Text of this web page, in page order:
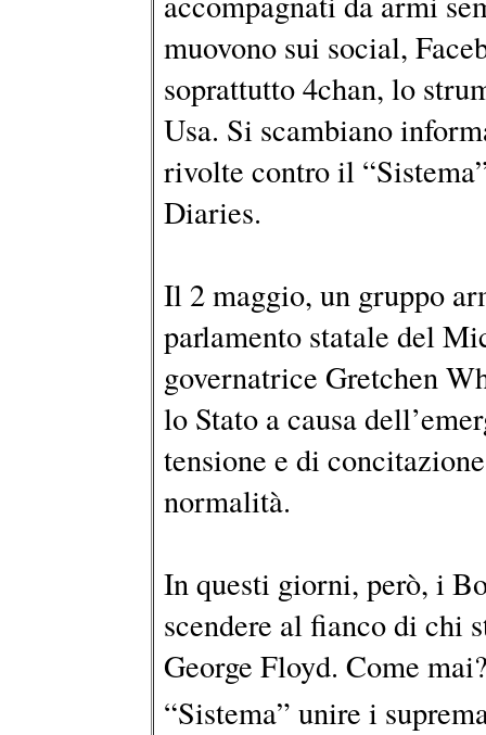
muovono sui social,
soprattutto 4chan, lo
Usa. Si scambiano
rivolte contro il
Diaries.
Il 2 maggio, un gruppo
parlamento statale del
governatrice Gretchen
lo Stato a causa
tensione e di
normalità.
In questi giorni, però, i
scendere al fianco di chi
George Floyd. Come
“Sistema” unire i